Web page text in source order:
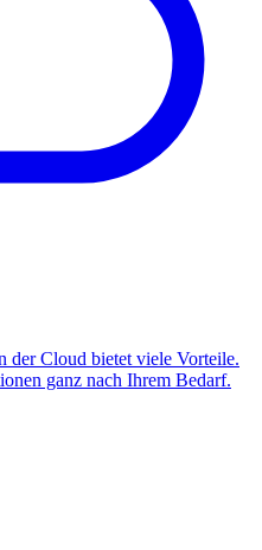
der Cloud bietet viele Vorteile.
ganz nach Ihrem Bedarf.